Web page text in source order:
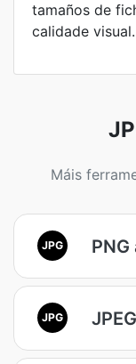
tamaños de
calidade visual.
Máis
JPG PNG
JPG